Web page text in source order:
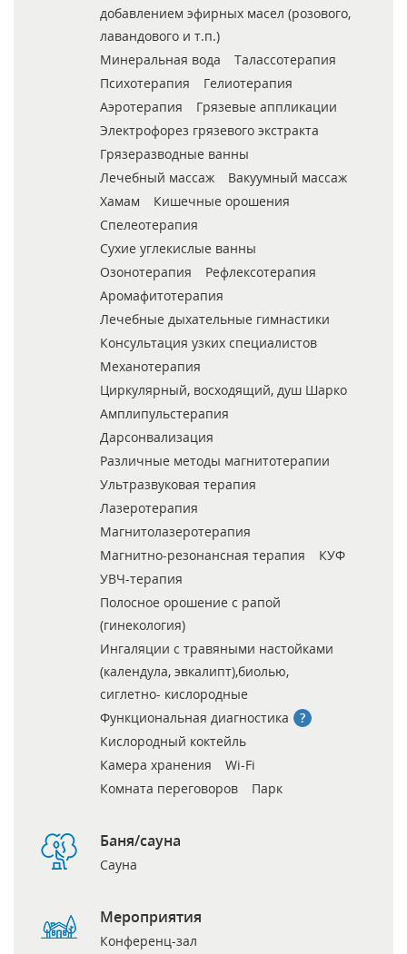
добавлением эфирных масел (розового,
лавандового и т.п.)
Минеральная вода
Талассотерапия
Психотерапия
Гелиотерапия
Аэротерапия
Грязевые аппликации
Электрофорез грязевого экстракта
Грязеразводные ванны
Лечебный массаж
Вакуумный массаж
Хамам
Кишечные орошения
Спелеотерапия
Сухие углекислые ванны
Озонотерапия
Рефлексотерапия
Аромафитотерапия
Лечебные дыхательные гимнастики
Консультация узких специалистов
Механотерапия
Циркулярный, восходящий, душ Шарко
Амплипульстерапия
Дарсонвализация
Различные методы магнитотерапии
Ультразвуковая терапия
Лазеротерапия
Магнитолазеротерапия
Магнитно-резонансная терапия
КУФ
УВЧ-терапия
Полосное орошение с рапой
(гинекология)
Ингаляции с травяными настойками
(календула, эвкалипт),биолью,
сиглетно- кислородные
Функциональная диагностика
Кислородный коктейль
Камера хранения
Wi-Fi
Комната переговоров
Парк
Баня/сауна
Сауна
Мероприятия
Конференц-зал